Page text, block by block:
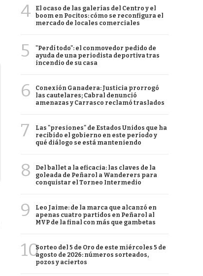
4
El ocaso de las galerías del Centro y el
boom en Pocitos: cómo se reconfigura el
mercado de locales comerciales
5
"Perdí todo": el conmovedor pedido de
ayuda de una periodista deportiva tras
incendio de su casa
6
Conexión Ganadera: Justicia prorrogó
las cautelares; Cabral denunció
amenazas y Carrasco reclamó traslados
7
Las "presiones" de Estados Unidos que ha
recibido el gobierno en este período y
qué diálogo se está manteniendo
8
Del ballet a la eficacia: las claves de la
goleada de Peñarol a Wanderers para
conquistar el Torneo Intermedio
9
Leo Jaime: de la marca que alcanzó en
apenas cuatro partidos en Peñarol al
MVP de la final con más que gambetas
10Sorteo del 5 de Oro de este miércoles 5 de
agosto de 2026: números sorteados,
pozos y aciertos